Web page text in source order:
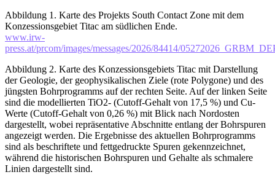
Abbildung 1. Karte des Projekts South Contact Zone mit dem
Konzessionsgebiet Titac am südlichen Ende.
www.irw-
press.at/prcom/images/messages/2026/84414/
Abbildung 2. Karte des Konzessionsgebiets Titac mit Darstellung
der Geologie, der geophysikalischen Ziele (rote Polygone) und des
jüngsten Bohrprogramms auf der rechten Seite. Auf der linken Seite
sind die modellierten TiO2- (Cutoff-Gehalt von 17,5 %) und Cu-
Werte (Cutoff-Gehalt von 0,26 %) mit Blick nach Nordosten
dargestellt, wobei repräsentative Abschnitte entlang der Bohrspuren
angezeigt werden. Die Ergebnisse des aktuellen Bohrprogramms
sind als beschriftete und fettgedruckte Spuren gekennzeichnet,
während die historischen Bohrspuren und Gehalte als schmalere
Linien dargestellt sind.